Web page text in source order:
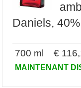
Daniels,
700 ml €
MAINTENANT